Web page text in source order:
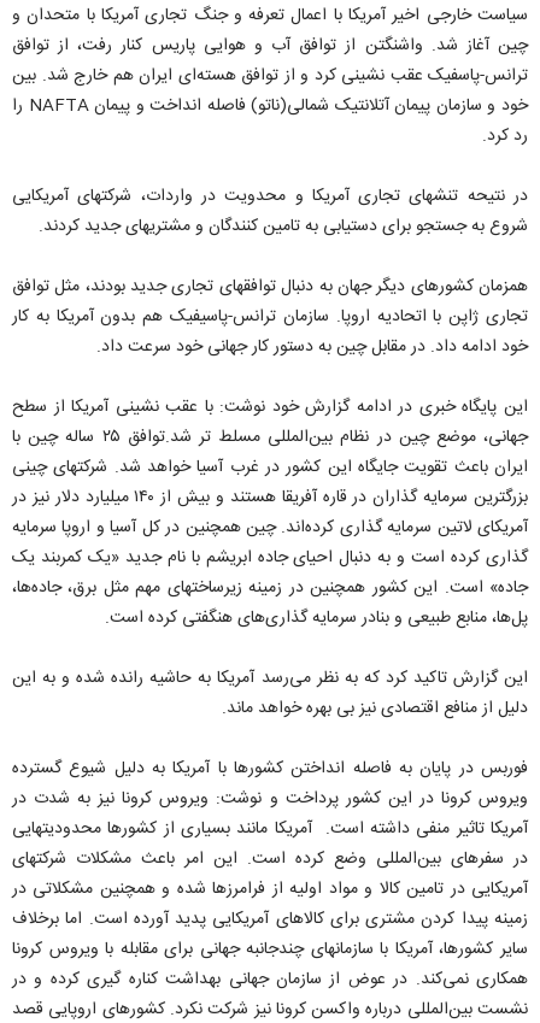
سیاست خارجی اخیر آمریکا با اعمال تعرفه و جنگ تجاری آمریکا با متحدان و
چین آغاز شد. واشنگتن از توافق آب و هوایی پاریس کنار رفت، از توافق
ترانس-پاسفیک عقب نشینی کرد و از توافق هسته‌ای ایران هم خارج شد. بین
خود و سازمان پیمان آتلانتیک شمالی(ناتو) فاصله انداخت و پیمان NAFTA را
رد کرد.
در نتیحه تنشهای تجاری آمریکا و محدویت در واردات، شرکتهای آمریکایی
شروع به جستجو برای دستیابی به تامین کنندگان و مشتریهای جدید کردند.
همزمان کشورهای دیگر جهان به دنبال توافقهای تجاری جدید بودند، مثل توافق
تجاری ژاپن با اتحادیه اروپا. سازمان ترانس-پاسیفیک هم بدون آمریکا به کار
خود ادامه داد. در مقابل چین به دستور کار جهانی خود سرعت داد.
این پایگاه خبری در ادامه گزارش خود نوشت: با عقب نشینی آمریکا از سطح
جهانی، موضع چین در نظام بین‌المللی مسلط تر شد.توافق ۲۵ ساله چین با
ایران باعث تقویت جایگاه این کشور در غرب آسیا خواهد شد. شرکتهای چینی
بزرگترین سرمایه گذاران در قاره آفریقا هستند و بیش از ۱۴۰ میلیارد دلار نیز در
آمریکای لاتین سرمایه گذاری کرده‌اند. چین همچنین در کل آسیا و اروپا سرمایه
گذاری کرده است و به دنبال احیای جاده ابریشم با نام جدید «یک کمربند یک
جاده» است. این کشور همچنین در زمینه زیرساختهای مهم مثل برق، جاده‌ها،
پل‌ها، منابع طبیعی و بنادر سرمایه گذاری‌های هنگفتی کرده است.
این گزارش تاکید کرد که به نظر می‌رسد آمریکا به حاشیه رانده شده و به این
دلیل از منافع اقتصادی نیز بی بهره خواهد ماند.
فوربس در پایان به فاصله انداختن کشورها با آمریکا به دلیل شیوع گسترده
ویروس کرونا در این کشور پرداخت و نوشت: ویروس کرونا نیز به شدت در
آمریکا تاثیر منفی داشته است. آمریکا مانند بسیاری از کشورها محدودیتهایی
در سفرهای بین‌المللی وضع کرده است. این امر باعث مشکلات شرکتهای
آمریکایی در تامین کالا و مواد اولیه از فرامرزها شده و همچنین مشکلاتی در
زمینه پیدا کردن مشتری برای کالاهای آمریکایی پدید آورده است. اما برخلاف
سایر کشورها، آمریکا با سازمانهای چندجانبه جهانی برای مقابله با ویروس کرونا
همکاری نمی‌کند. در عوض از سازمان جهانی بهداشت کناره گیری کرده و در
نشست بین‌المللی درباره واکسن کرونا نیز شرکت نکرد. کشورهای اروپایی قصد